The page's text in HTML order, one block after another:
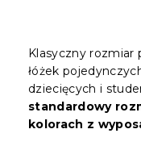
Klasyczny rozmiar
łóżek
dziecięcych i
standardowy
kolorach z